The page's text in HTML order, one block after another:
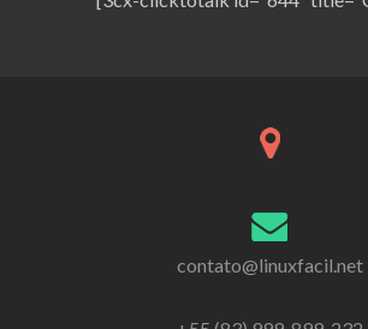
contato@linuxfacil.net